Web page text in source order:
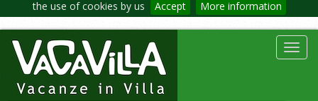
the use of cookies by us Accept More information